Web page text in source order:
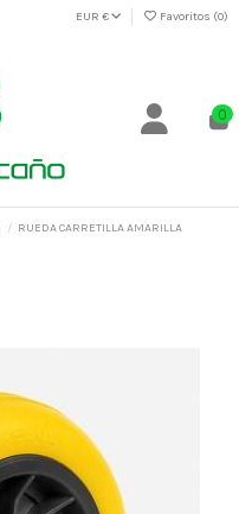
EUR € Favoritos (0)
0
RUEDA CARRETILLA AMARILLA